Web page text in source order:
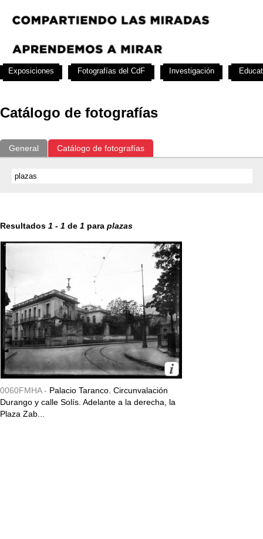
Catálogo de fotografías
General Catálogo de fotografías
Resultados 1 - 1 de 1 para plazas
0060FMHA - Palacio Taranco. Circunvalación
Durango y calle Solís. Adelante a la derecha, la
Plaza Zab...
Exposiciones Fotografías del CdF Investigación